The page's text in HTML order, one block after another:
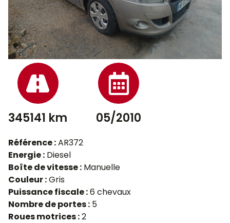
345141 km 05/2010
Référence :AR372
Energie : Diesel
Boîte de vitesse : Manuelle
Couleur :Gris
Puissance fiscale :6 chevaux
Nombre de portes : 5
Roues motrices :2